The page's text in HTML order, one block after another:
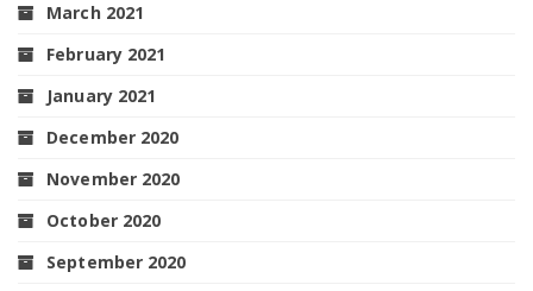
March 2021
February 2021
January 2021
December 2020
November 2020
October 2020
September 2020